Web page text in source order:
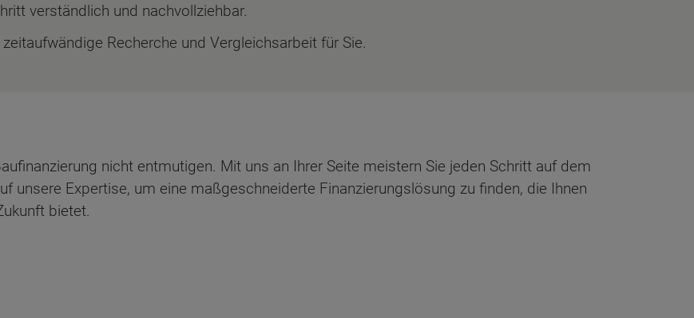
verständlich und nachvollziehbar.
Recherche und Vergleichsarbeit für Sie.
nicht entmutigen. Mit uns an Ihrer Seite meistern Sie jeden Schritt auf dem
unsere Expertise, um eine maßgeschneiderte Finanzierungslösung zu finden, die Ihnen
bietet.